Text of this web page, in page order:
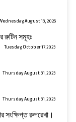
August 13, 2025
রুটিন সমূহঃ
Tuesday, October 17, 2023
Thursday, August 31, 2023
Thursday, August 31, 2023
সংক্ষিপ্ত রুপরেখা।